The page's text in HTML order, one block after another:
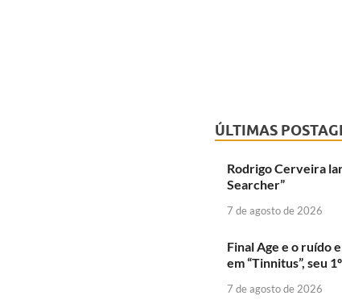
ÚLTIMAS
Rodrigo Cerveira
Searcher”
7 de agosto de 2026
Final Age e o ruído
em “Tinnitus”, seu
7 de agosto de 2026